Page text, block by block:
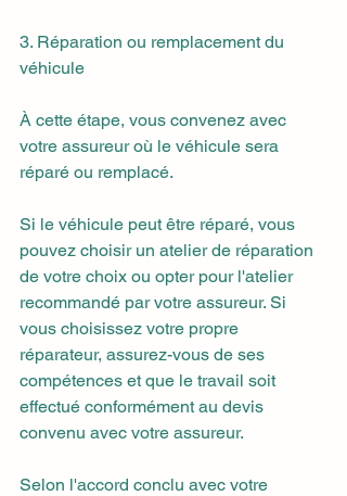
3. Réparation ou remplacement du
véhicule
À cette étape, vous convenez avec
votre assureur où le véhicule sera
réparé ou remplacé.
Si le véhicule peut être réparé, vous
pouvez choisir un atelier de réparation
de votre choix ou opter pour l'atelier
recommandé par votre assureur. Si
vous choisissez votre propre
réparateur, assurez-vous de ses
compétences et que le travail soit
effectué conformément au devis
convenu avec votre assureur.
Selon l'accord conclu avec votre